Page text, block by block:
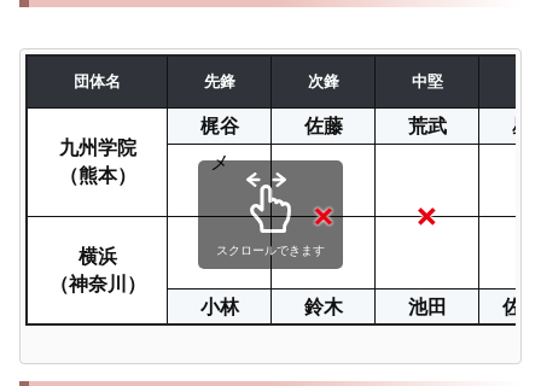
団体名 先鋒 次鋒 中堅
九州学院
（熊本）
梶谷 佐藤 荒武
星
メ
横浜
（神奈川）
小林
鈴木 池田 佐
スクロールできます